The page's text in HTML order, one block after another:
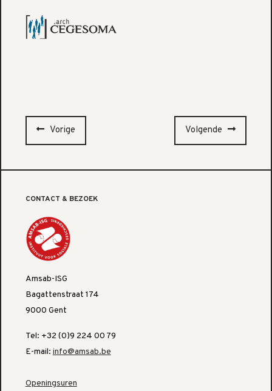
Vorige Volgende
CONTACT & BEZOEK
Amsab-ISG
Bagattenstraat 174
9000 Gent
Tel: +32 (0)9 224 00 79
E-mail: info@amsab.be
Openingsuren